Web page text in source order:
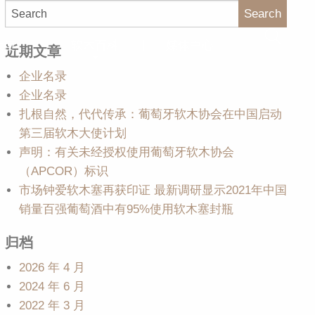
使
Search
近期文章
企业名录
企业名录
扎根自然，代代传承：葡萄牙软木协会在中国启动
第三届软木大使计划
声明：有关未经授权使用葡萄牙软木协会
（APCOR）标识
市场钟爱软木塞再获印证 最新调研显示2021年中国
销量百强葡萄酒中有95%使用软木塞封瓶
归档
2026 年 4 月
2024 年 6 月
2022 年 3 月